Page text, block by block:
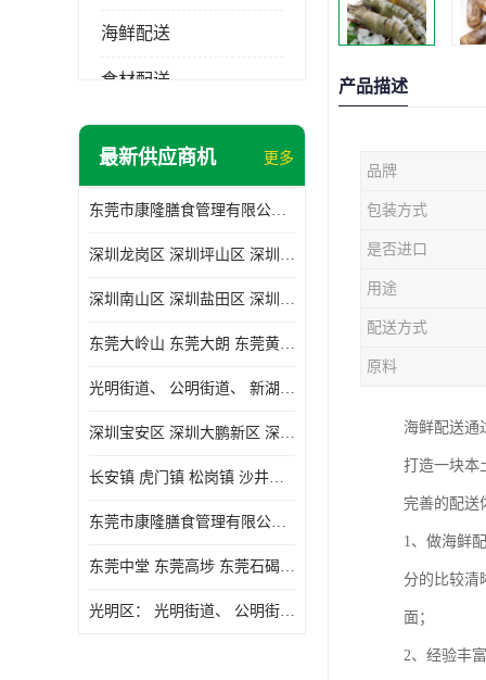
海鲜配送
食材配送
最新供应商机 更多
东莞市康隆膳食管理有限公司主要经营蔬菜配送 东莞食堂承包 光明蔬菜配送 深圳市食堂承包 深圳市蔬菜配送等业务 欢迎咨询了解
深圳龙岗区 深圳坪山区 深圳光明区 深圳龙华区
深圳南山区 深圳盐田区 深圳福田区 深圳罗湖区 深圳龙岗区
东莞大岭山 东莞大朗 东莞黄江 东莞樟木头 蔬菜配送
光明街道、 公明街道、 新湖街道、
深圳宝安区 深圳大鹏新区 深圳特别合作区
长安镇 虎门镇 松岗镇 沙井镇 公明镇 莞城街道 南城街道 东城街道 万江街道 石碣镇 石龙镇 茶山镇 石排镇 企石镇 横沥镇
东莞市康隆膳食管理有限公司 长安蔬菜配送 虎门蔬菜配送 大岭山蔬菜配送
东莞中堂 东莞高埗 东莞石碣 东莞望牛墩 东莞洪梅 东莞道滘 东莞石龙镇 东莞石排镇
光明区： 光明街道、 公明街道、 新湖街道、 凤凰街道、 玉塘街道、 马田街道
产品描述
品牌
包装方式
是否进口
用途
配送方式
原料
海鲜配送通
打造一块本
完善的配送
1、做海鲜
分的比较清
面；
2、经验丰